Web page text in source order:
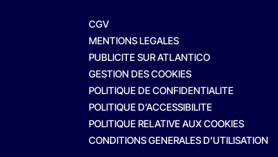
CGV
MENTIONS LEGALES
PUBLICITE SUR ATLANTICO
GESTION DES COOKIES
POLITIQUE DE CONFIDENTIALITE
POLITIQUE D’ACCESSIBILITE
POLITIQUE RELATIVE AUX COOKIES
CONDITIONS GENERALES D’UTILISATION